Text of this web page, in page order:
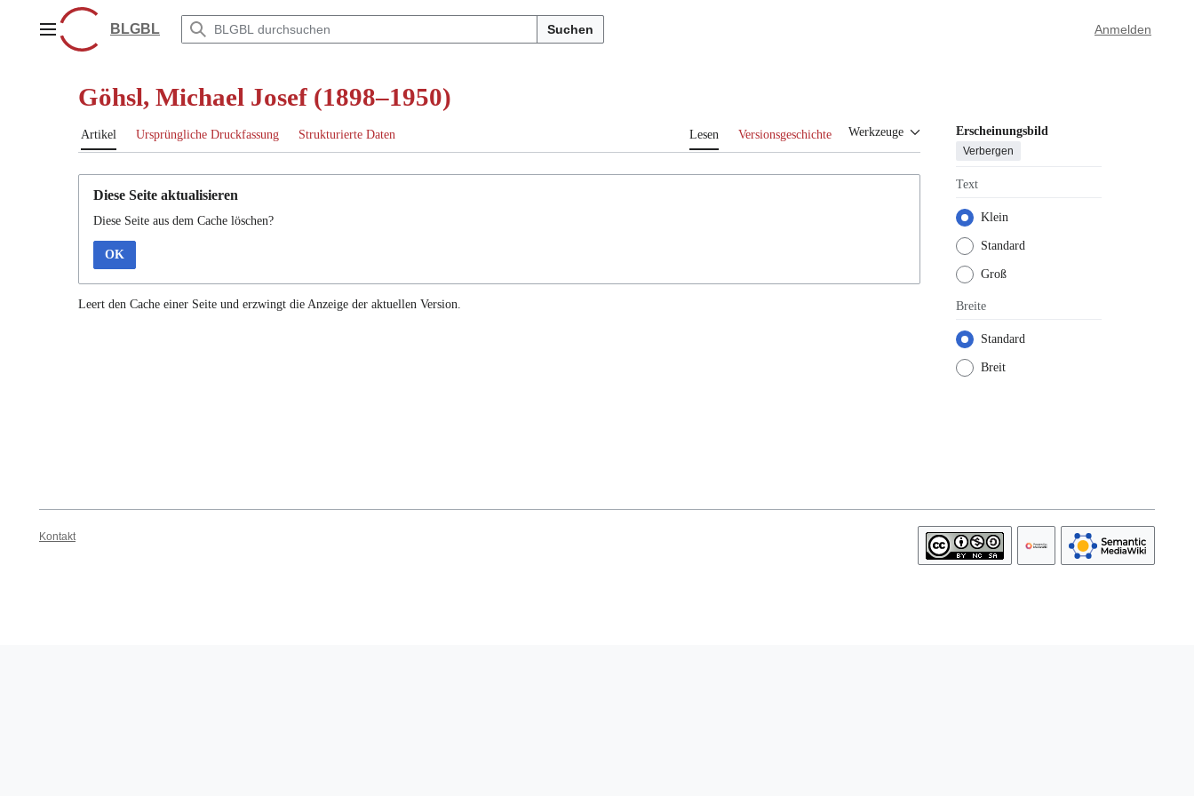
springenHauptmenüBLGBL Suchen Anmelden
Göhsl, Michael Josef (1898–1950)
Artikel Ursprüngliche Druckfassung Strukturierte Daten Lesen Versionsgeschichte Werkzeuge Erscheinungsbild
Verbergen
Text
Klein
Standard
Groß
Breite
Standard
Breit
Diese Seite aktualisieren
Diese Seite aus dem Cache löschen?
OK
Leert den Cache einer Seite und erzwingt die Anzeige der aktuellen Version.
Kontakt